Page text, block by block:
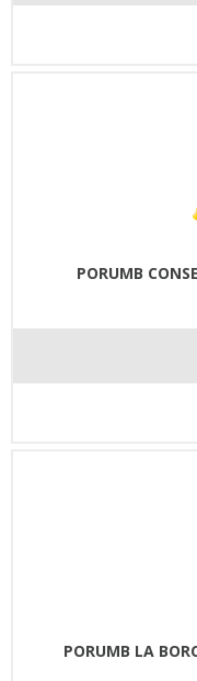
PORUMB
PORUMB LA